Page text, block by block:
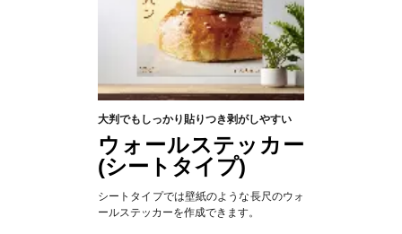
大判でもしっかり貼りつき剥がしやすい
ウォールステッカー
(シートタイプ)
シートタイプでは壁紙のような長尺のウォ
ールステッカーを作成できます。